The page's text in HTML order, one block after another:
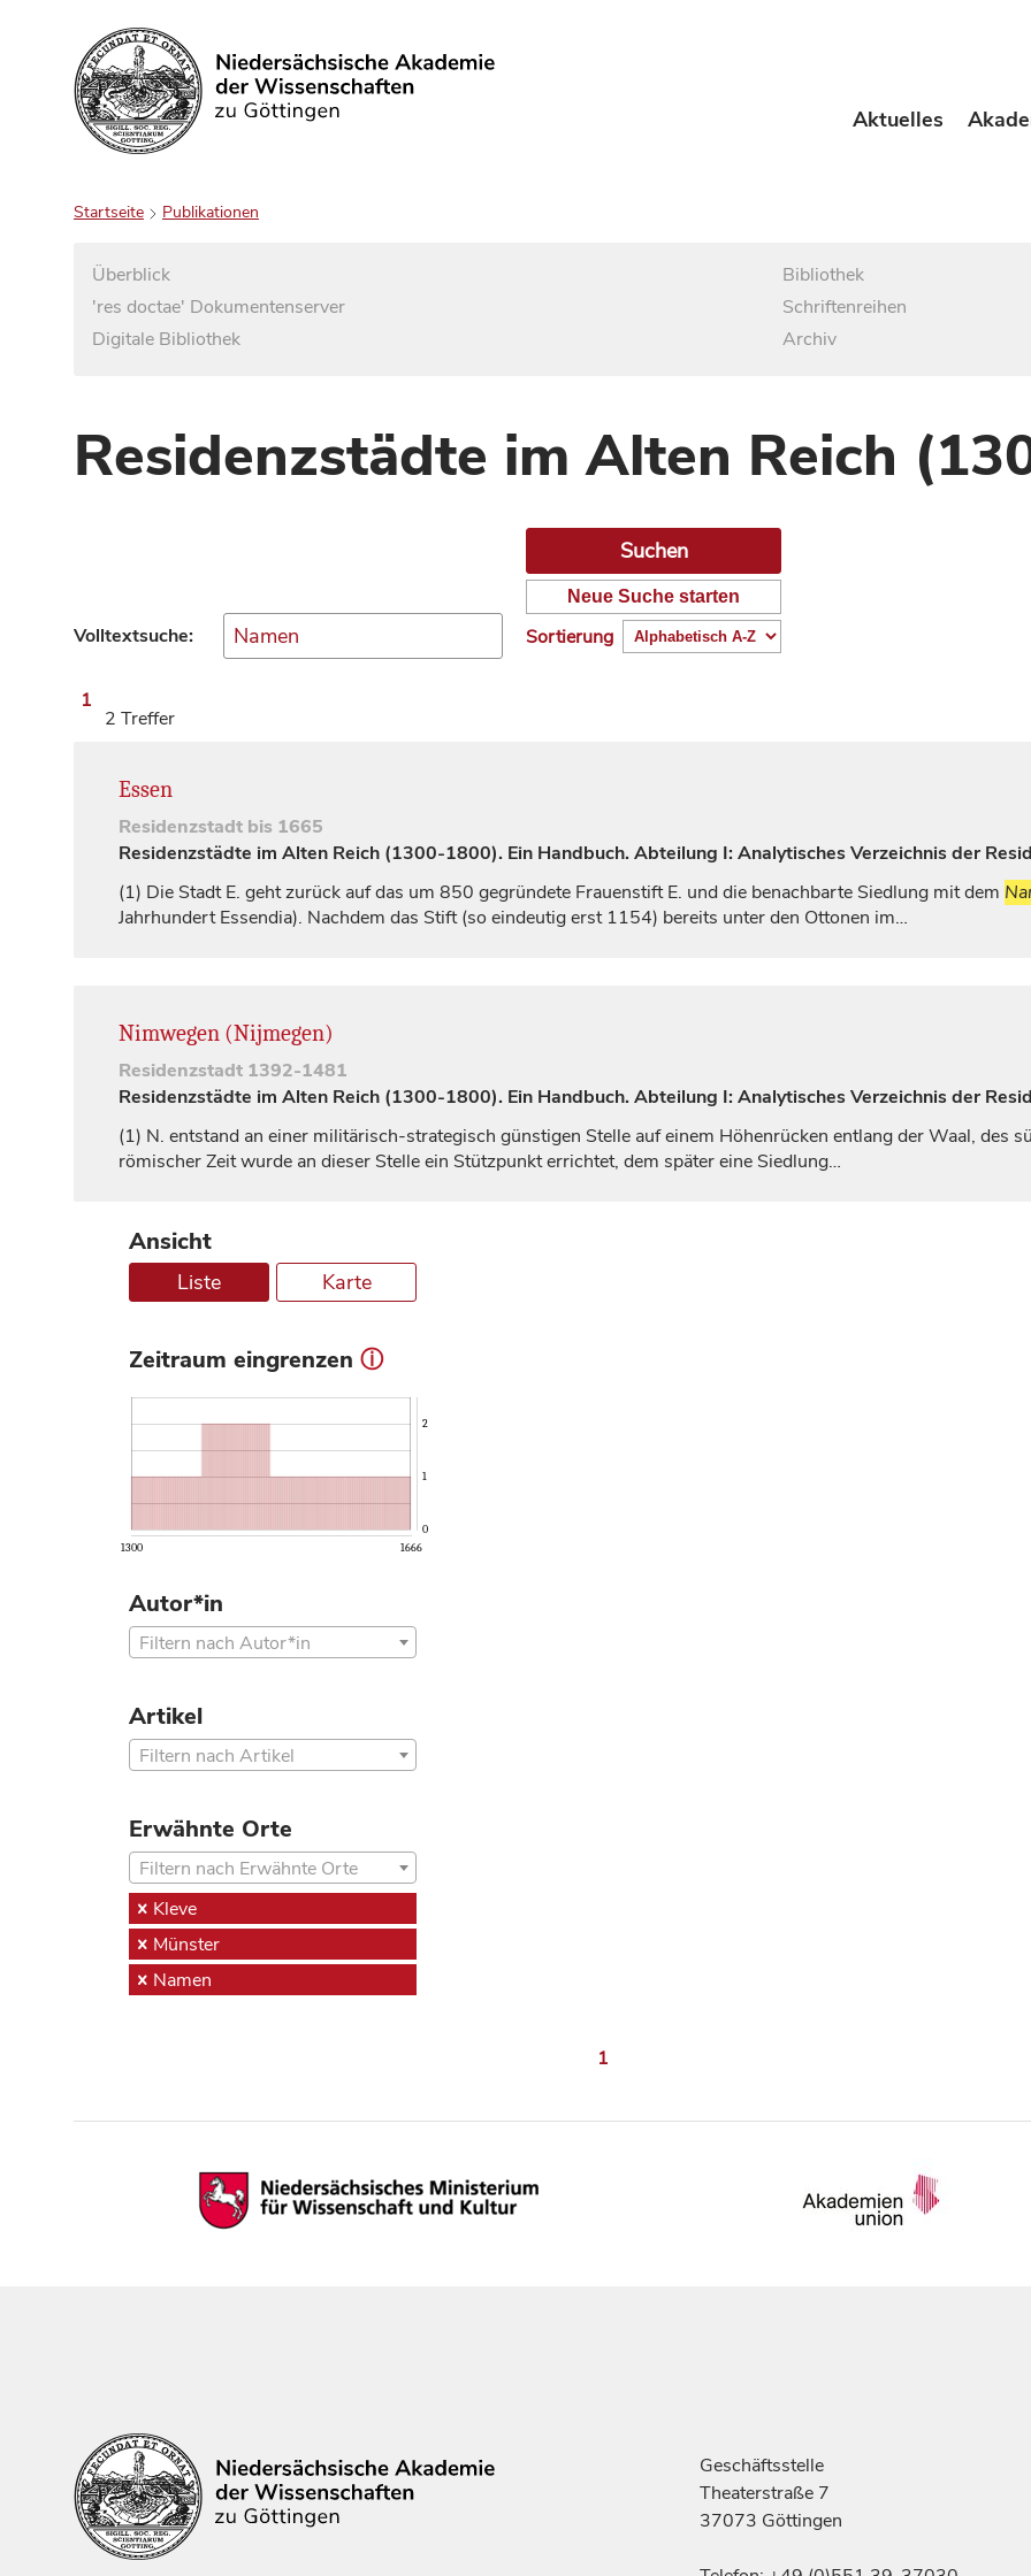
Suchen Aktuelles
Startseite Publikationen
Überblick
'res doctae' Dokumentenserver
Digitale Bibliothek
Bibliothek
Schriftenreihen
Archiv
Residenzstädte im Alten Reich
Volltextsuche:
Neue Suche starten
Sortierung
1
2 Treffer
Essen
Residenzstadt bis 1665
Residenzstädte im Alten Reich (1300-1800). Ein Handbuch. Abteilung I: Analytisches Verzeichnis der
(1) Die Stadt E. geht zurück auf das um 850 gegründete Frauenstift E. und die benachbarte Siedlung mit dem
Jahrhundert Essendia). Nachdem das Stift (so eindeutig erst 1154) bereits unter den Ottonen im…
Nimwegen (Nijmegen)
Residenzstadt 1392-1481
Residenzstädte im Alten Reich (1300-1800). Ein Handbuch. Abteilung I: Analytisches Verzeichnis der
(1) N. entstand an einer militärisch-strategisch günstigen Stelle auf einem Höhenrücken entlang der Waal, des
römischer Zeit wurde an dieser Stelle ein Stützpunkt errichtet, dem später eine Siedlung…
Ansicht
Liste Karte
Zeitraum eingrenzen ⓘ
1300 1666
0
1
2
Autor*in
Filtern nach Autor*in
Artikel
Filtern nach Artikel
Erwähnte Orte
Filtern nach Erwähnte Orte
Kleve
Münster
Namen
1
Geschäftsstelle
Theaterstraße 7
37073 Göttingen